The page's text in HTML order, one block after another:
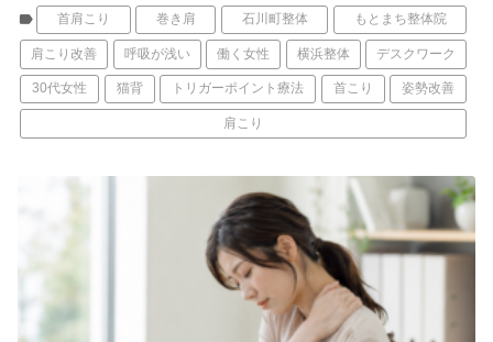
label 首肩こり 巻き肩 石川町整体 もとまち整体院
肩こり改善 呼吸が浅い 働く女性 横浜整体 デスクワーク
30代女性 猫背 トリガーポイント療法 首こり 姿勢改善
肩こり